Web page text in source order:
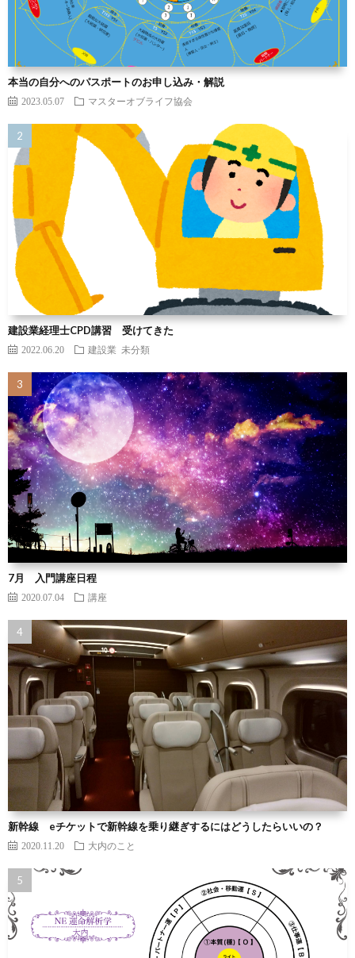
本当の自分へのパスポートのお申し込み・解説
2023.05.07 マスターオブライフ協会
建設業経理士CPD講習 受けてきた
2022.06.20 建設業 未分類
7月 入門講座日程
2020.07.04 講座
新幹線 eチケットで新幹線を乗り継ぎするにはどうしたらいいの？
2020.11.20 大内のこと